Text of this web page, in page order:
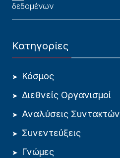
δεδομένων
Κατηγορίες
Κόσμος
Διεθνείς Οργανισμοί
Αναλύσεις Συντακτών
Συνεντεύξεις
Γνώμες